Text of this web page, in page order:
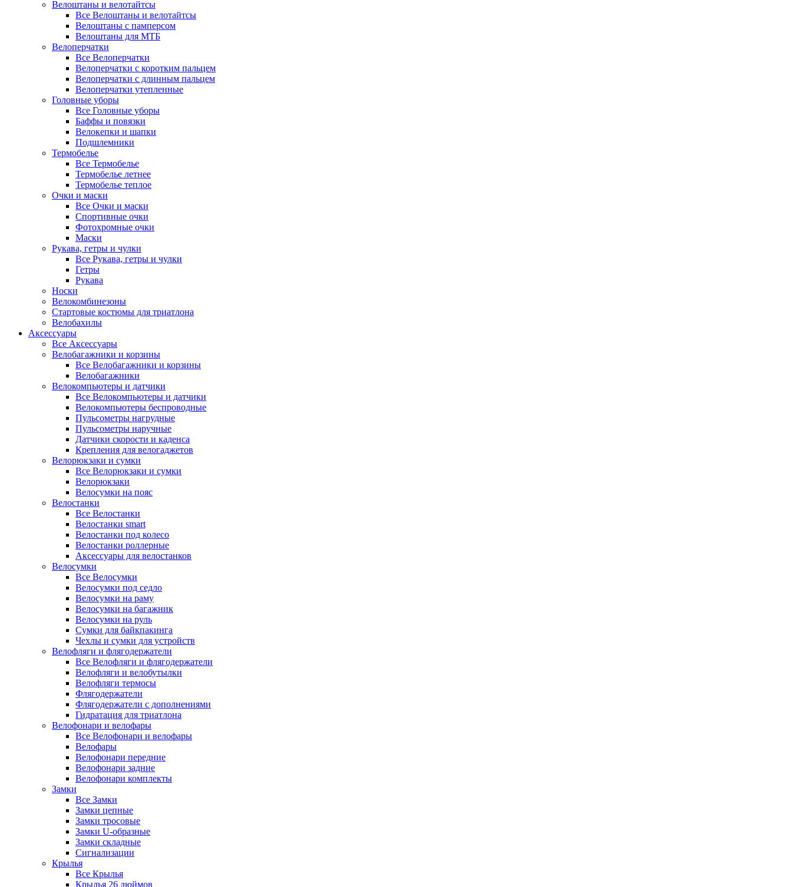
Велоштаны и велотайтсы
Все Велоштаны и велотайтсы
Велоштаны с памперсом
Велоштаны для МТБ
Велоперчатки
Все Велоперчатки
Велоперчатки с коротким пальцем
Велоперчатки с длинным пальцем
Велоперчатки утепленные
Головные уборы
Все Головные уборы
Баффы и повязки
Велокепки и шапки
Подшлемники
Термобелье
Все Термобелье
Термобелье летнее
Термобелье теплое
Очки и маски
Все Очки и маски
Спортивные очки
Фотохромные очки
Маски
Рукава, гетры и чулки
Все Рукава, гетры и чулки
Гетры
Рукава
Носки
Велокомбинезоны
Стартовые костюмы для триатлона
Велобахилы
Аксессуары
Все Аксессуары
Велобагажники и корзины
Все Велобагажники и корзины
Велобагажники
Велокомпьютеры и датчики
Все Велокомпьютеры и датчики
Велокомпьютеры беспроводные
Пульсометры нагрудные
Пульсометры наручные
Датчики скорости и каденса
Крепления для велогаджетов
Велорюкзаки и сумки
Все Велорюкзаки и сумки
Велорюкзаки
Велосумки на пояс
Велостанки
Все Велостанки
Велостанки smart
Велостанки под колесо
Велостанки роллерные
Аксессуары для велостанков
Велосумки
Все Велосумки
Велосумки под седло
Велосумки на раму
Велосумки на багажник
Велосумки на руль
Сумки для байкпакинга
Чехлы и сумки для устройств
Велофляги и флягодержатели
Все Велофляги и флягодержатели
Велофляги и велобутылки
Велофляги термосы
Флягодержатели
Флягодержатели с дополнениями
Гидратация для триатлона
Велофонари и велофары
Все Велофонари и велофары
Велофары
Велофонари передние
Велофонари задние
Велофонари комплекты
Замки
Все Замки
Замки цепные
Замки тросовые
Замки U-образные
Замки складные
Сигнализации
Крылья
Все Крылья
Крылья 26 дюймов